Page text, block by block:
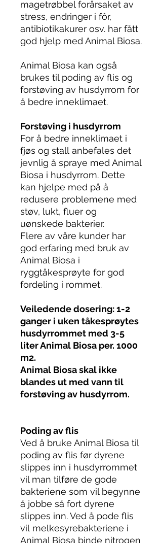
magetrøbbel forårsaket av
stress, endringer i fôr,
antibiotikakurer osv. har fått
god hjelp med Animal Biosa.
Animal Biosa kan også
brukes til poding av flis og
forstøving av husdyrrom for
å bedre inneklimaet.
Forstøving i husdyrrom
For å bedre inneklimaet i
fjøs og stall anbefales det
jevnlig å spraye med Animal
Biosa i husdyrrom. Dette
kan hjelpe med på å
redusere problemene med
støv, lukt, fluer og
uønskede bakterier.
Flere av våre kunder har
god erfaring med bruk av
Animal Biosa i
ryggtåkesprøyte for god
fordeling i rommet.
Veiledende dosering: 1-2
ganger i uken tåkesprøytes
husdyrrommet med 3-5
liter Animal Biosa per. 1000
m2.
Animal Biosa skal ikke
blandes ut med vann til
forstøving av husdyrrom.
Poding av flis
Ved å bruke Animal Biosa til
poding av flis før dyrene
slippes inn i husdyrrommet
vil man tilføre de gode
bakteriene som vil begynne
å jobbe så fort dyrene
slippes inn. Ved å pode flis
vil melkesyrebakteriene i
Animal Biosa binde nitrogen